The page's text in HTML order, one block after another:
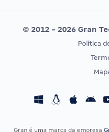
Editais publicados
CONCURSOS POR PROFISSÃO
Concursos Fiscais
© 2012 - 2026 Gran
Política
Gran é uma marca da empresa